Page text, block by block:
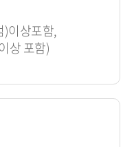
이상포함,
상 포함)